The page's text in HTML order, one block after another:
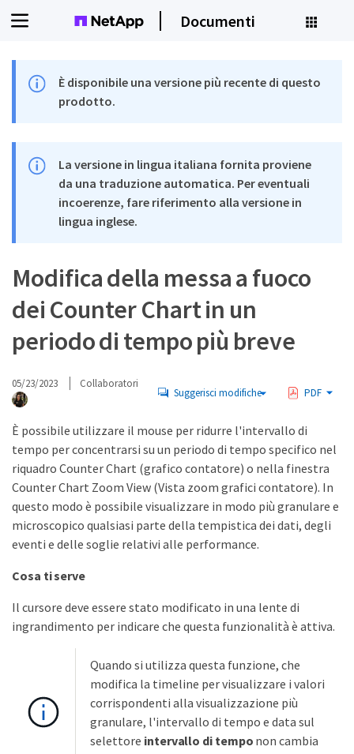
Documenti
È disponibile una versione più recente di questo
prodotto.
La versione in lingua italiana fornita proviene
da una traduzione automatica. Per eventuali
incoerenze, fare riferimento alla versione in
lingua inglese.
Modifica della messa a fuoco
dei Counter Chart in un
periodo di tempo più breve
05/23/2023 Collaboratori
Suggerisci modifiche PDF
È possibile utilizzare il mouse per ridurre l'intervallo di
tempo per concentrarsi su un periodo di tempo specifico nel
riquadro Counter Chart (grafico contatore) o nella finestra
Counter Chart Zoom View (Vista zoom grafici contatore). In
questo modo è possibile visualizzare in modo più granulare e
microscopico qualsiasi parte della tempistica dei dati, degli
eventi e delle soglie relativi alle performance.
Cosa ti serve
Il cursore deve essere stato modificato in una lente di
ingrandimento per indicare che questa funzionalità è attiva.
Quando si utilizza questa funzione, che
modifica la timeline per visualizzare i valori
corrispondenti alla visualizzazione più
granulare, l'intervallo di tempo e data sul
selettore intervallo di tempo non cambia